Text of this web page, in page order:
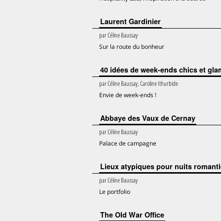
Laurent Gardinier
parCéline Baussay
Sur la route du bonheur
40 idées de week-ends chics et
parCéline Baussay, Caroline Ithurbide
Envie de week-ends !
Abbaye des Vaux de Cernay
parCéline Baussay
Palace de campagne
Lieux atypiques pour nuits
parCéline Baussay
Le portfolio
The Old War Office